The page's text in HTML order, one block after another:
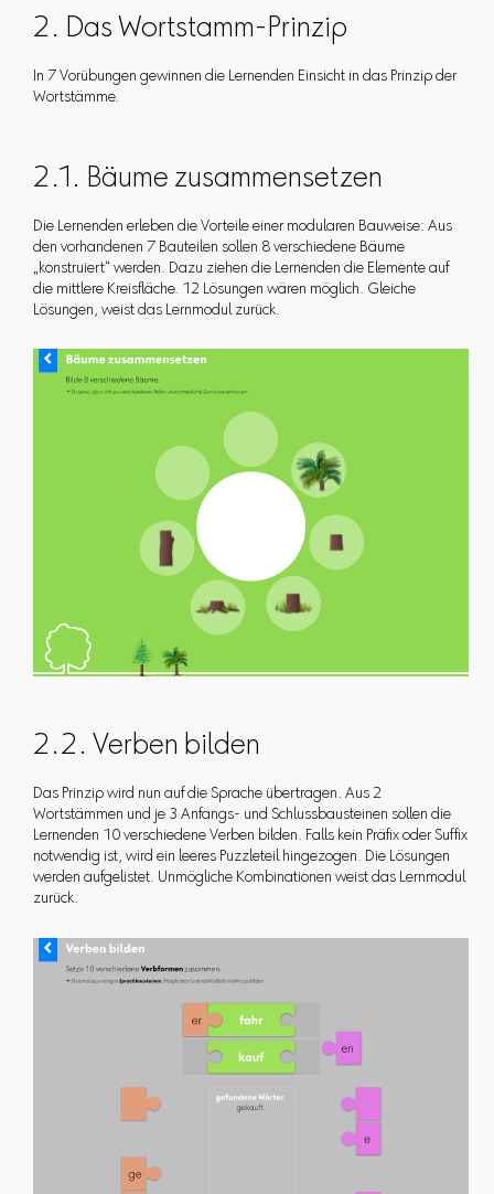
2. Das Wortstamm-Prinzip
In 7 Vorübungen gewinnen die Lernenden Einsicht in das Prinzip der
Wortstämme.
2.1. Bäume zusammensetzen
Die Lernenden erleben die Vorteile einer modularen Bauweise: Aus
den vorhandenen 7 Bauteilen sollen 8 verschiedene Bäume
„konstruiert“ werden. Dazu ziehen die Lernenden die Elemente auf
die mittlere Kreisfläche. 12 Lösungen wären möglich. Gleiche
Lösungen, weist das Lernmodul zurück.
2.2. Verben bilden
Das Prinzip wird nun auf die Sprache übertragen. Aus 2
Wortstämmen und je 3 Anfangs- und Schlussbausteinen sollen die
Lernenden 10 verschiedene Verben bilden. Falls kein Präfix oder Suffix
notwendig ist, wird ein leeres Puzzleteil hingezogen. Die Lösungen
werden aufgelistet. Unmögliche Kombinationen weist das Lernmodul
zurück.